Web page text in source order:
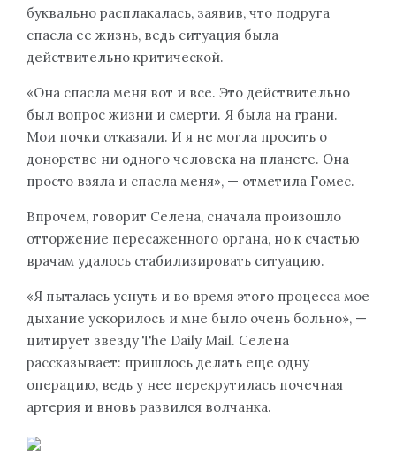
буквально расплакалась, заявив, что подруга
спасла ее жизнь, ведь ситуация была
действительно критической.
«Она спасла меня вот и все. Это действительно
был вопрос жизни и смерти. Я была на грани.
Мои почки отказали. И я не могла просить о
донорстве ни одного человека на планете. Она
просто взяла и спасла меня», — отметила Гомес.
Впрочем, говорит Селена, сначала произошло
отторжение пересаженного органа, но к счастью
врачам удалось стабилизировать ситуацию.
«Я пыталась уснуть и во время этого процесса мое
дыхание ускорилось и мне было очень больно», —
цитирует звезду The Daily Mail. Селена
рассказывает: пришлось делать еще одну
операцию, ведь у нее перекрутилась почечная
артерия и вновь развился волчанка.